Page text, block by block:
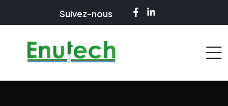
Suivez-nous